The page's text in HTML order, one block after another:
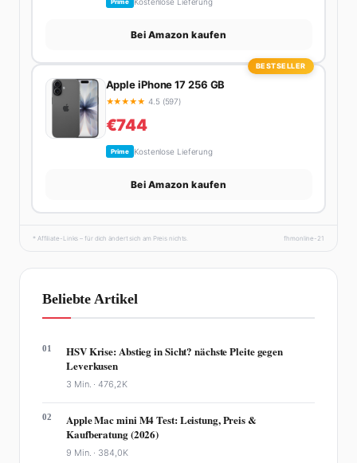
Bei Amazon kaufen
BESTSELLER
Apple iPhone 17 256 GB
★★★★★ 4.5 (597)
€744
Prime Kostenlose Lieferung
Bei Amazon kaufen
* Affiliate-Links – für dich ändert sich am Preis nichts. fhmonline-21
Beliebte Artikel
01
HSV Krise: Abstieg in Sicht? nächste Pleite gegen
Leverkusen
3 Min. ·476,2K
02
Apple Mac mini M4 Test: Leistung, Preis &
Kaufberatung (2026)
9 Min. · 384,0K